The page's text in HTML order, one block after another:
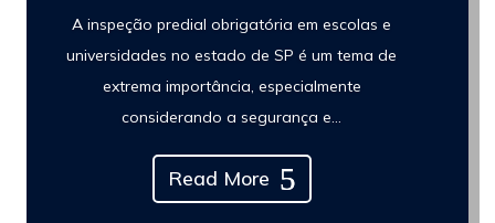
A inspeção predial obrigatória em escolas e
universidades no estado de SP é um tema de
extrema importância, especialmente
considerando a segurança e...
Read More